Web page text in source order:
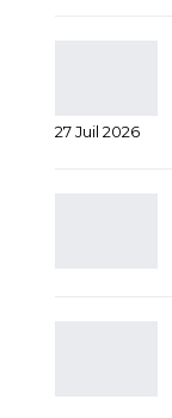
27 Juil 2026